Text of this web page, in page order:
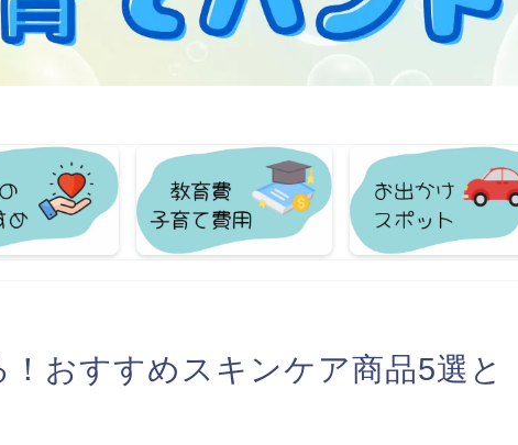
おすすめスキンケア商品5選と